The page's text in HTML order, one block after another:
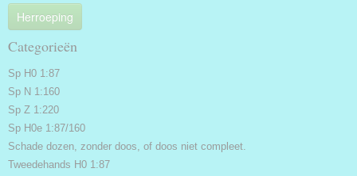
Herroeping
Categorieën
Sp H0 1:87
Sp N 1:160
Sp Z 1:220
Sp H0e 1:87/160
Schade dozen, zonder doos, of doos niet compleet.
Tweedehands H0 1:87